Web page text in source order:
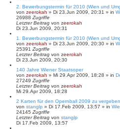
2. Bewerbungstermin für 2010 (Wien und
von zeerokah » Di 23.Jun 2009, 20:31 » in
26988 Zugriffe
Letzter Beitrag von zeerokah
Di 23.Jun 2009, 20:31
1. Bewerbungstermin für 2010 (Wien und
von zeerokah » Di 23.Jun 2009, 20:30 » in
25391 Zugriffe
Letzter Beitrag von zeerokah
Di 23.Jun 2009, 20:30
140 Jahre Wiener Staatsoper
von zeerokah » Mi 29.Apr 2009, 18:28 » in
27249 Zugriffe
Letzter Beitrag von zeerokah
Mi 29.Apr 2009, 18:28
2 Karten für den Opernball 2009 zu
von stanglp » Di 17.Feb 2009, 13:57 » in
24145 Zugriffe
Letzter Beitrag von stanglp
Di 17.Feb 2009, 13:57